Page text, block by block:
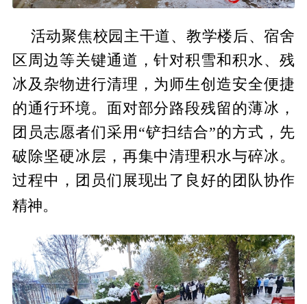
活动聚焦校园主干道、教学楼后、宿舍
区周边等关键通道，针对积雪和积水、残
冰及杂物进行清理，为师生创造安全便捷
的通行环境。面对部分路段残留的薄冰，
团员志愿者们采用“铲扫结合”的方式，先
破除坚硬冰层，再集中清理积水与碎冰。
过程中，团员们展现出了良好的团队协作
精神。